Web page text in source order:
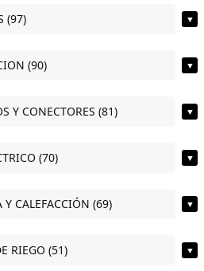
(97) ▼
(90) ▼
Y CONECTORES (81) ▼
(70) ▼
Y CALEFACCIÓN (69) ▼
RIEGO (51) ▼